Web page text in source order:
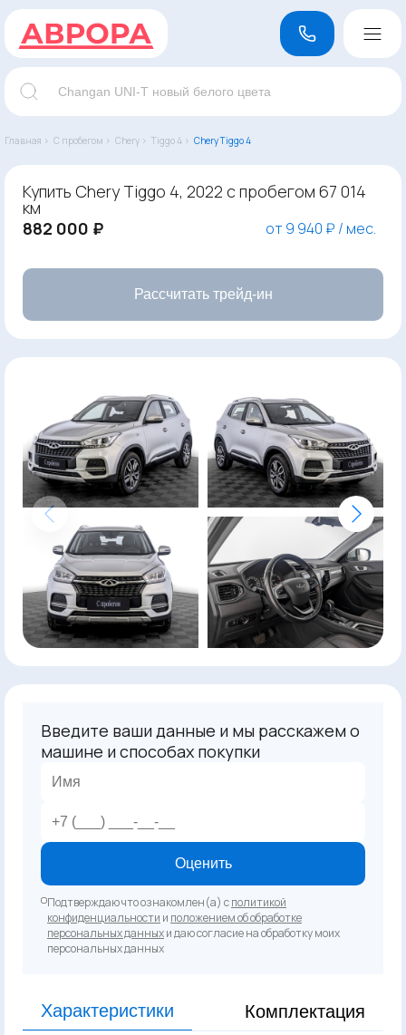
Главная › С пробегом › Chery › Tiggo 4 › Chery Tiggo 4
Купить Chery Tiggo 4, 2022 с пробегом 67 014
км
882 000 ₽
от 9 940 ₽ / мес.
Рассчитать трейд-ин
Введите ваши данные и мы расскажем о
машине и способах покупки
Оценить
Подтверждаю что ознакомлен(а) сполитикой
конфиденциальности и положением об обработке
персональных данныхи даю согласие на обработку моих
персональных данных
Характеристики Комплектация